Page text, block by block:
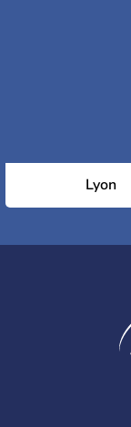
Lyon